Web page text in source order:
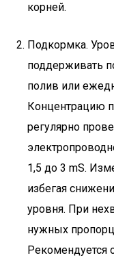
корней.
Подкормка.
поддерживать
полив или
Концентрацию
регулярно
1,5 до 3 mS.
избегая
уровня. При
нужных
Рекомендуется